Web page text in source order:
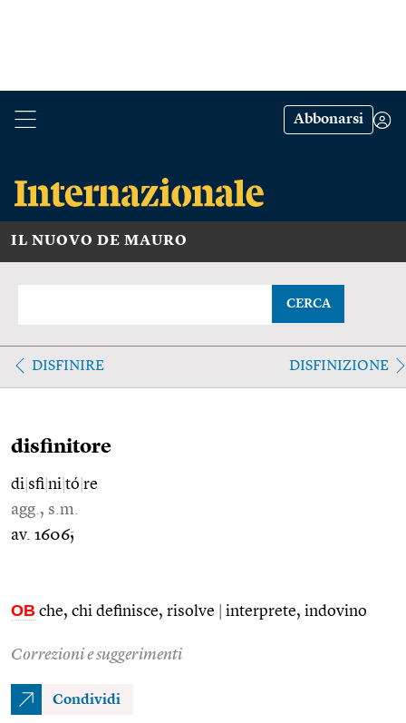
Abbonarsi
IL NUOVO DE MAURO
CERCA
DISFINIRE DISFINIZIONE
disfinitore
di sfi ni tó re
agg., s.m.
av. 1606;
OB che, chi definisce, risolve interprete, indovino
Correzioni e suggerimenti
Condividi